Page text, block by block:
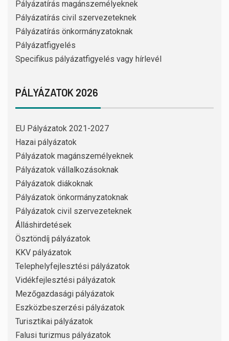
Pályázatírás magánszemélyeknek
Pályázatírás civil szervezeteknek
Pályázatírás önkormányzatoknak
Pályázatfigyelés
Specifikus pályázatfigyelés vagy hírlevél
PÁLYÁZATOK 2026
EU Pályázatok 2021-2027
Hazai pályázatok
Pályázatok magánszemélyeknek
Pályázatok vállalkozásoknak
Pályázatok diákoknak
Pályázatok önkormányzatoknak
Pályázatok civil szervezeteknek
Álláshirdetések
Ösztöndíj pályázatok
KKV pályázatok
Telephelyfejlesztési pályázatok
Vidékfejlesztési pályázatok
Mezőgazdasági pályázatok
Eszközbeszerzési pályázatok
Turisztikai pályázatok
Falusi turizmus pályázatok